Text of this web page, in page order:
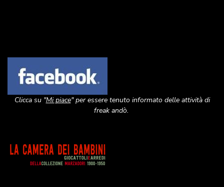
Clicca su "Mi piace" per essere tenuto informato delle attività di
freak andò.
Image